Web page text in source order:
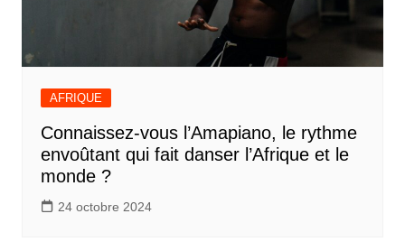
AFRIQUE
Connaissez-vous l’Amapiano, le rythme
envoûtant qui fait danser l’Afrique et le
monde ?
24 octobre 2024